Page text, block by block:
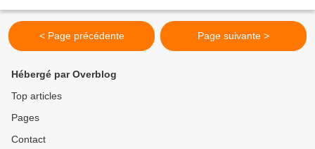
< Page précédente Page suivante >
Hébergé par Overblog
Top articles
Pages
Contact